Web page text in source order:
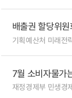
배출권 할당위
기획예산처 미래전
7월 소비자물가
재정경제부 민생경